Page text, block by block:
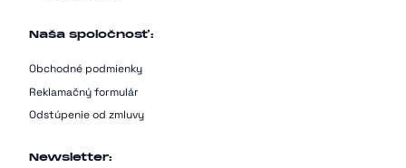
Naša spoločnosť:
Obchodné podmienky
Reklamačný formulár
Odstúpenie od zmluvy
Newsletter: